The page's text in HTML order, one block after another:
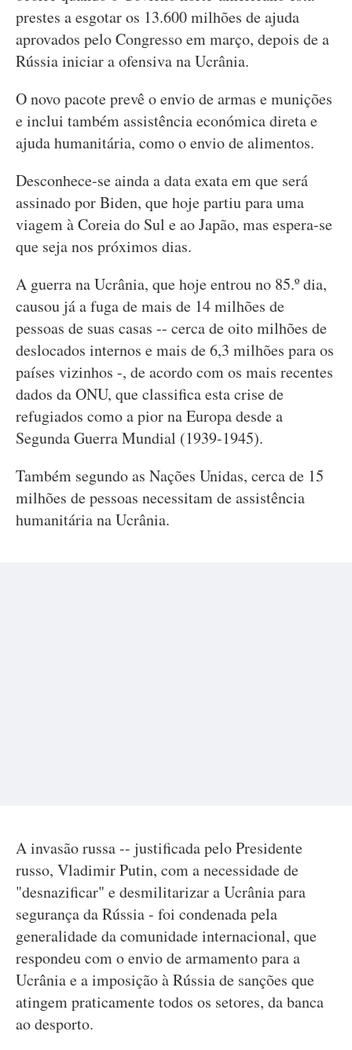
prestes a esgotar os 13.600 milhões de ajuda
aprovados pelo Congresso em março, depois de a
Rússia iniciar a ofensiva na Ucrânia.
O novo pacote prevê o envio de armas e munições
e inclui também assistência económica direta e
ajuda humanitária, como o envio de alimentos.
Desconhece-se ainda a data exata em que será
assinado por Biden, que hoje partiu para uma
viagem à Coreia do Sul e ao Japão, mas espera-se
que seja nos próximos dias.
A guerra na Ucrânia, que hoje entrou no 85.º dia,
causou já a fuga de mais de 14 milhões de
pessoas de suas casas -- cerca de oito milhões de
deslocados internos e mais de 6,3 milhões para os
países vizinhos -, de acordo com os mais recentes
dados da ONU, que classifica esta crise de
refugiados como a pior na Europa desde a
Segunda Guerra Mundial (1939-1945).
Também segundo as Nações Unidas, cerca de 15
milhões de pessoas necessitam de assistência
humanitária na Ucrânia.
A invasão russa -- justificada pelo Presidente
russo, Vladimir Putin, com a necessidade de
"desnazificar" e desmilitarizar a Ucrânia para
segurança da Rússia - foi condenada pela
generalidade da comunidade internacional, que
respondeu com o envio de armamento para a
Ucrânia e a imposição à Rússia de sanções que
atingem praticamente todos os setores, da banca
ao desporto.